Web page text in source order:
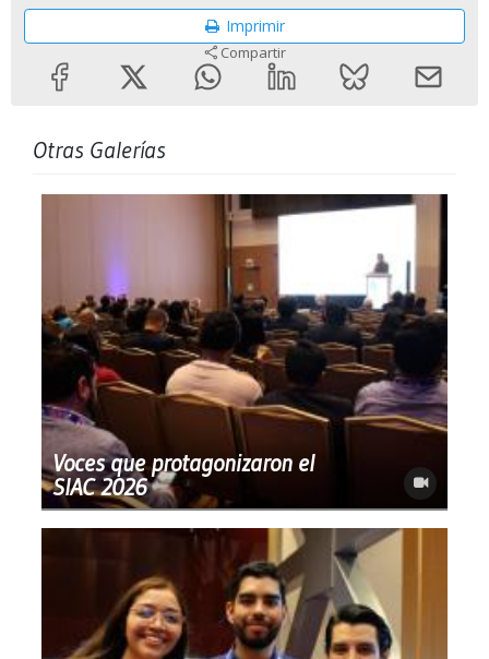
Imprimir
Compartir
Otras Galerías
Voces que protagonizaron el
SIAC 2026